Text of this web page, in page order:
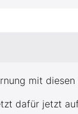
mit
dafür jetzt